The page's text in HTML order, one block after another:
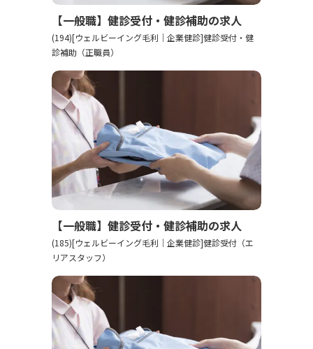
【一般職】健診受付・健診補助の求人
(194)[ウェルビーイング毛利｜企業健診]健診受付・健
診補助（正職員）
【一般職】健診受付・健診補助の求人
(185)[ウェルビーイング毛利｜企業健診]健診受付（エ
リアスタッフ）